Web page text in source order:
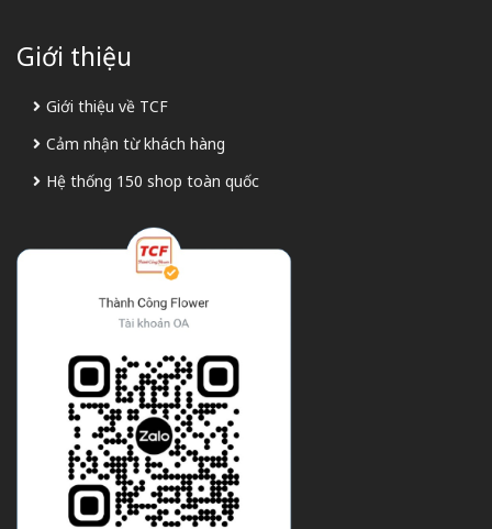
Giới thiệu
Giới thiệu về TCF
Cảm nhận từ khách hàng
Hệ thống 150 shop toàn quốc